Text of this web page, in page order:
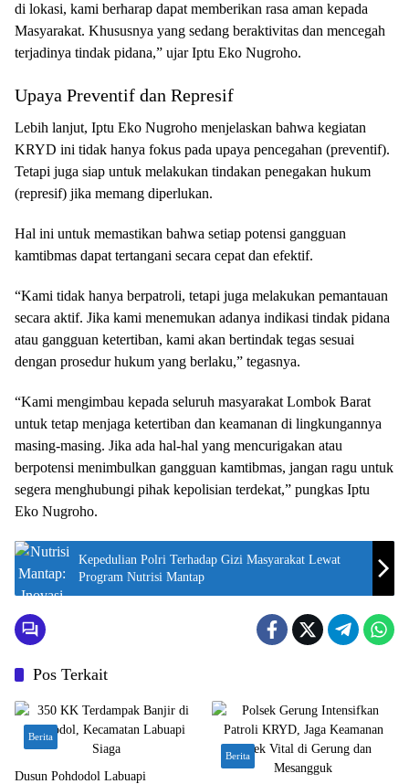
di lokasi, kami berharap dapat memberikan rasa aman kepada
Masyarakat. Khususnya yang sedang beraktivitas dan mencegah
terjadinya tindak pidana,” ujar Iptu Eko Nugroho.
Upaya Preventif dan Represif
Lebih lanjut, Iptu Eko Nugroho menjelaskan bahwa kegiatan
KRYD ini tidak hanya fokus pada upaya pencegahan (preventif).
Tetapi juga siap untuk melakukan tindakan penegakan hukum
(represif) jika memang diperlukan.
Hal ini untuk memastikan bahwa setiap potensi gangguan
kamtibmas dapat tertangani secara cepat dan efektif.
“Kami tidak hanya berpatroli, tetapi juga melakukan pemantauan
secara aktif. Jika kami menemukan adanya indikasi tindak pidana
atau gangguan ketertiban, kami akan bertindak tegas sesuai
dengan prosedur hukum yang berlaku,” tegasnya.
“Kami mengimbau kepada seluruh masyarakat Lombok Barat
untuk tetap menjaga ketertiban dan keamanan di lingkungannya
masing-masing. Jika ada hal-hal yang mencurigakan atau
berpotensi menimbulkan gangguan kamtibmas, jangan ragu untuk
segera menghubungi pihak kepolisian terdekat,” pungkas Iptu
Eko Nugroho.
Kepedulian Polri Terhadap Gizi Masyarakat Lewat
Program Nutrisi Mantap
Pos Terkait
Berita
Dusun Pohdodol Labuapi
Berita